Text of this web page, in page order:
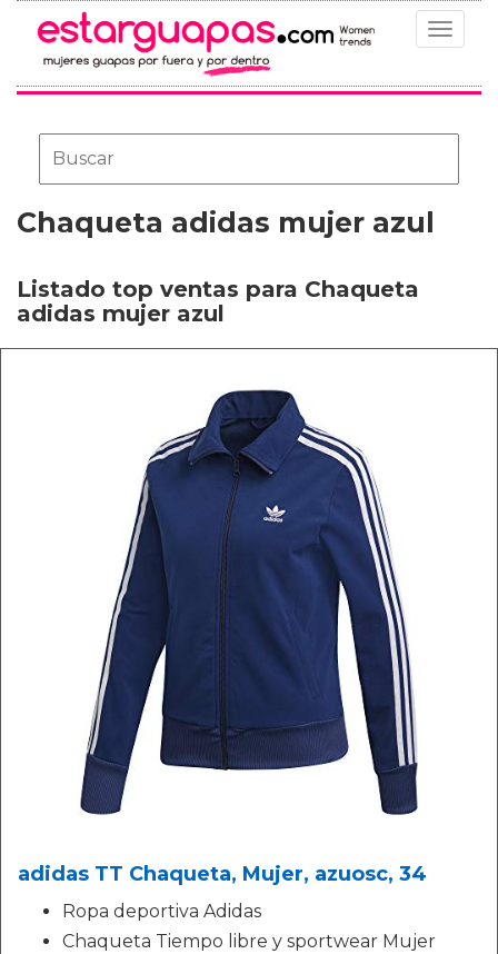
Toggle
Chaqueta adidas mujer azul
Listado top ventas para Chaqueta
adidas mujer azul
adidas TT Chaqueta, Mujer, azuosc, 34
Ropa deportiva Adidas
Chaqueta Tiempo libre y sportwear Mujer